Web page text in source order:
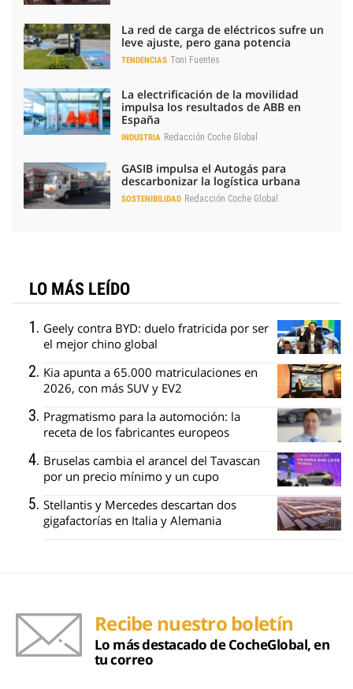
La red de carga de eléctricos sufre un
leve ajuste, pero gana potencia
TENDENCIAS Toni Fuentes
La electrificación de la movilidad
impulsa los resultados de ABB en
España
INDUSTRIA Redacción Coche Global
GASIB impulsa el Autogás para
descarbonizar la logística urbana
SOSTENIBILIDAD Redacción Coche Global
LO MÁS LEÍDO
Geely contra BYD: duelo fratricida por ser
el mejor chino global
Kia apunta a 65.000 matriculaciones en
2026, con más SUV y EV2
Pragmatismo para la automoción: la
receta de los fabricantes europeos
Bruselas cambia el arancel del Tavascan
por un precio mínimo y un cupo
Stellantis y Mercedes descartan dos
gigafactorías en Italia y Alemania
Recibe nuestro boletín
Lo más destacado de CocheGlobal, en
tu correo